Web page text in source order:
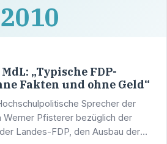
2010
„Typische FDP-
Fakten und ohne Geld“
Sprecher der
Pfisterer bezüglich der
Landes-FDP, den Ausbau der